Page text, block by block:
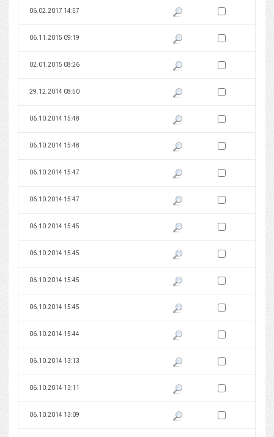
06.02.2017 14:57 Pokaż podgląd wersji z dnia
Zaznacz wersję do
06.11.2015 09:19 Pokaż podgląd wersji z dnia
Zaznacz wersję do
02.01.2015 08:26 Pokaż podgląd wersji z dnia
Zaznacz wersję do
29.12.2014 08:50 Pokaż podgląd wersji z dnia
Zaznacz wersję do
06.10.2014 15:48 Pokaż podgląd wersji z dnia
Zaznacz wersję do
06.10.2014 15:48 Pokaż podgląd wersji z dnia
Zaznacz wersję do
06.10.2014 15:47 Pokaż podgląd wersji z dnia
Zaznacz wersję do
06.10.2014 15:47 Pokaż podgląd wersji z dnia
Zaznacz wersję do
06.10.2014 15:45 Pokaż podgląd wersji z dnia
Zaznacz wersję do
06.10.2014 15:45 Pokaż podgląd wersji z dnia
Zaznacz wersję do
06.10.2014 15:45 Pokaż podgląd wersji z dnia
Zaznacz wersję do
06.10.2014 15:45 Pokaż podgląd wersji z dnia
Zaznacz wersję do
06.10.2014 15:44 Pokaż podgląd wersji z dnia
Zaznacz wersję do
06.10.2014 13:13 Pokaż podgląd wersji z dnia
Zaznacz wersję do
06.10.2014 13:11 Pokaż podgląd wersji z dnia
Zaznacz wersję do
06.10.2014 13:09 Pokaż podgląd wersji z dnia
Zaznacz wersję do